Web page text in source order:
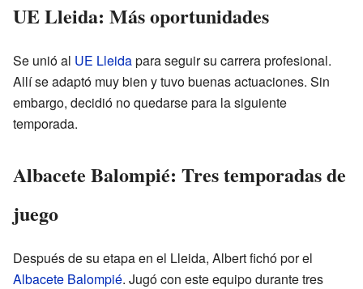
UE Lleida: Más oportunidades
Se unió al UE Lleidapara seguir su carrera profesional.
Allí se adaptó muy bien y tuvo buenas actuaciones. Sin
embargo, decidió no quedarse para la siguiente
temporada.
Albacete Balompié: Tres temporadas de
juego
Después de su etapa en el Lleida, Albert fichó por el
Albacete Balompié. Jugó con este equipo durante tres